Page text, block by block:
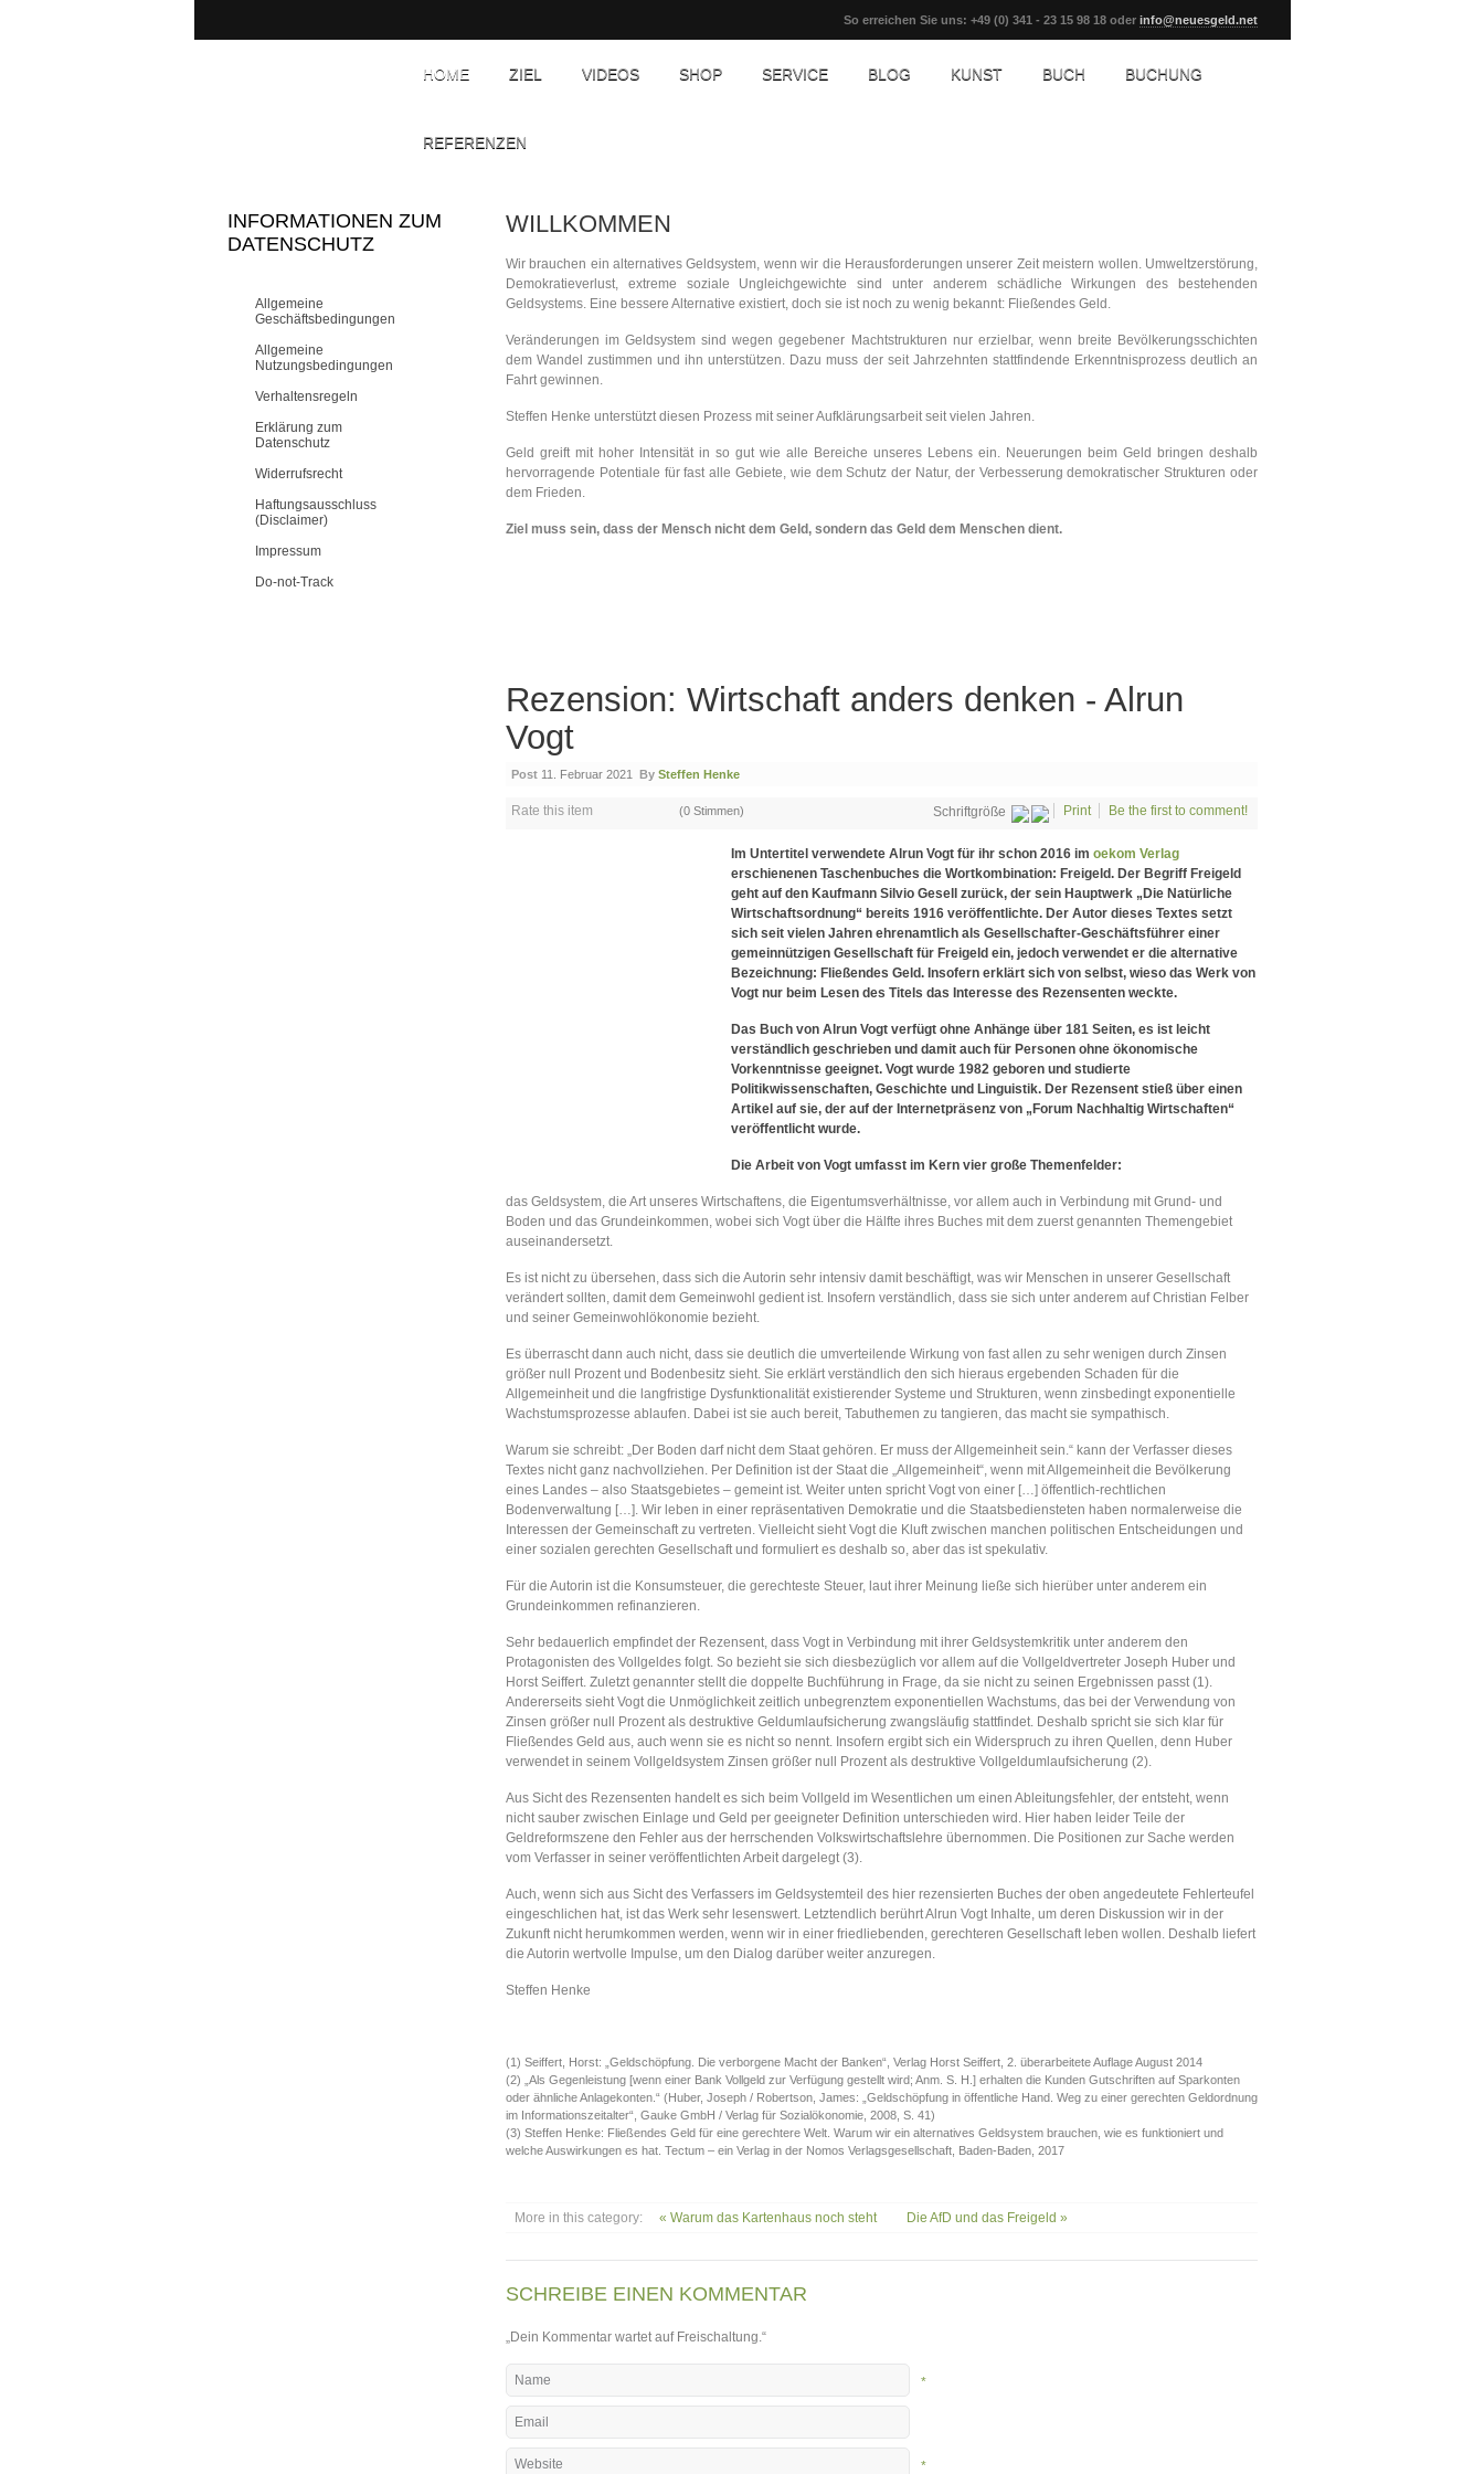
So erreichen Sie uns: +49 (0) 341 - 23 15 98 18 oder info@neuesgeld.net
HOME ZIEL VIDEOS SHOP SERVICE BLOG KUNST BUCH BUCHUNG
REFERENZEN
WILLKOMMEN
Wir brauchen ein alternatives Geldsystem, wenn wir die Herausforderungen unserer Zeit meistern wollen. Umweltzerstörung,
Demokratieverlust, extreme soziale Ungleichgewichte sind unter anderem schädliche Wirkungen des bestehenden
Geldsystems. Eine bessere Alternative existiert, doch sie ist noch zu wenig bekannt: Fließendes Geld.
Veränderungen im Geldsystem sind wegen gegebener Machtstrukturen nur erzielbar, wenn breite Bevölkerungsschichten
dem Wandel zustimmen und ihn unterstützen. Dazu muss der seit Jahrzehnten stattfindende Erkenntnisprozess deutlich an
Fahrt gewinnen.
Steffen Henke unterstützt diesen Prozess mit seiner Aufklärungsarbeit seit vielen Jahren.
Geld greift mit hoher Intensität in so gut wie alle Bereiche unseres Lebens ein. Neuerungen beim Geld bringen deshalb
hervorragende Potentiale für fast alle Gebiete, wie dem Schutz der Natur, der Verbesserung demokratischer Strukturen oder
dem Frieden.
Ziel muss sein, dass der Mensch nicht dem Geld, sondern das Geld dem Menschen dient.
Rezension: Wirtschaft anders denken - Alrun
Vogt
Post11. Februar 2021 By Steffen Henke
Rate this item (0 Stimmen) Schriftgröße Print Be the first to comment!
Im Untertitel verwendete Alrun Vogt für ihr schon 2016 im oekom Verlag
erschienenen Taschenbuches die Wortkombination: Freigeld. Der Begriff Freigeld
geht auf den Kaufmann Silvio Gesell zurück, der sein Hauptwerk „Die Natürliche
Wirtschaftsordnung“ bereits 1916 veröffentlichte. Der Autor dieses Textes setzt
sich seit vielen Jahren ehrenamtlich als Gesellschafter-Geschäftsführer einer
gemeinnützigen Gesellschaft für Freigeld ein, jedoch verwendet er die alternative
Bezeichnung: Fließendes Geld. Insofern erklärt sich von selbst, wieso das Werk von
Vogt nur beim Lesen des Titels das Interesse des Rezensenten weckte.
Das Buch von Alrun Vogt verfügt ohne Anhänge über 181 Seiten, es ist leicht
verständlich geschrieben und damit auch für Personen ohne ökonomische
Vorkenntnisse geeignet. Vogt wurde 1982 geboren und studierte
Politikwissenschaften, Geschichte und Linguistik. Der Rezensent stieß über einen
Artikel auf sie, der auf der Internetpräsenz von „Forum Nachhaltig Wirtschaften“
veröffentlicht wurde.
Die Arbeit von Vogt umfasst im Kern vier große Themenfelder:
das Geldsystem, die Art unseres Wirtschaftens, die Eigentumsverhältnisse, vor allem auch in Verbindung mit Grund- und
Boden und das Grundeinkommen, wobei sich Vogt über die Hälfte ihres Buches mit dem zuerst genannten Themengebiet
auseinandersetzt.
Es ist nicht zu übersehen, dass sich die Autorin sehr intensiv damit beschäftigt, was wir Menschen in unserer Gesellschaft
verändert sollten, damit dem Gemeinwohl gedient ist. Insofern verständlich, dass sie sich unter anderem auf Christian Felber
und seiner Gemeinwohlökonomie bezieht.
Es überrascht dann auch nicht, dass sie deutlich die umverteilende Wirkung von fast allen zu sehr wenigen durch Zinsen
größer null Prozent und Bodenbesitz sieht. Sie erklärt verständlich den sich hieraus ergebenden Schaden für die
Allgemeinheit und die langfristige Dysfunktionalität existierender Systeme und Strukturen, wenn zinsbedingt exponentielle
Wachstumsprozesse ablaufen. Dabei ist sie auch bereit, Tabuthemen zu tangieren, das macht sie sympathisch.
Warum sie schreibt: „Der Boden darf nicht dem Staat gehören. Er muss der Allgemeinheit sein.“ kann der Verfasser dieses
Textes nicht ganz nachvollziehen. Per Definition ist der Staat die „Allgemeinheit“, wenn mit Allgemeinheit die Bevölkerung
eines Landes – also Staatsgebietes – gemeint ist. Weiter unten spricht Vogt von einer […] öffentlich-rechtlichen
Bodenverwaltung […]. Wir leben in einer repräsentativen Demokratie und die Staatsbediensteten haben normalerweise die
Interessen der Gemeinschaft zu vertreten. Vielleicht sieht Vogt die Kluft zwischen manchen politischen Entscheidungen und
einer sozialen gerechten Gesellschaft und formuliert es deshalb so, aber das ist spekulativ.
Für die Autorin ist die Konsumsteuer, die gerechteste Steuer, laut ihrer Meinung ließe sich hierüber unter anderem ein
Grundeinkommen refinanzieren.
Sehr bedauerlich empfindet der Rezensent, dass Vogt in Verbindung mit ihrer Geldsystemkritik unter anderem den
Protagonisten des Vollgeldes folgt. So bezieht sie sich diesbezüglich vor allem auf die Vollgeldvertreter Joseph Huber und
Horst Seiffert. Zuletzt genannter stellt die doppelte Buchführung in Frage, da sie nicht zu seinen Ergebnissen passt (1).
Andererseits sieht Vogt die Unmöglichkeit zeitlich unbegrenztem exponentiellen Wachstums, das bei der Verwendung von
Zinsen größer null Prozent als destruktive Geldumlaufsicherung zwangsläufig stattfindet. Deshalb spricht sie sich klar für
Fließendes Geld aus, auch wenn sie es nicht so nennt. Insofern ergibt sich ein Widerspruch zu ihren Quellen, denn Huber
verwendet in seinem Vollgeldsystem Zinsen größer null Prozent als destruktive Vollgeldumlaufsicherung (2).
Aus Sicht des Rezensenten handelt es sich beim Vollgeld im Wesentlichen um einen Ableitungsfehler, der entsteht, wenn
nicht sauber zwischen Einlage und Geld per geeigneter Definition unterschieden wird. Hier haben leider Teile der
Geldreformszene den Fehler aus der herrschenden Volkswirtschaftslehre übernommen. Die Positionen zur Sache werden
vom Verfasser in seiner veröffentlichten Arbeit dargelegt (3).
Auch, wenn sich aus Sicht des Verfassers im Geldsystemteil des hier rezensierten Buches der oben angedeutete Fehlerteufel
eingeschlichen hat, ist das Werk sehr lesenswert. Letztendlich berührt Alrun Vogt Inhalte, um deren Diskussion wir in der
Zukunft nicht herumkommen werden, wenn wir in einer friedliebenden, gerechteren Gesellschaft leben wollen. Deshalb liefert
die Autorin wertvolle Impulse, um den Dialog darüber weiter anzuregen.
Steffen Henke
(1) Seiffert, Horst: „Geldschöpfung. Die verborgene Macht der Banken“, Verlag Horst Seiffert, 2. überarbeitete Auflage August 2014
(2) „Als Gegenleistung [wenn einer Bank Vollgeld zur Verfügung gestellt wird; Anm. S. H.] erhalten die Kunden Gutschriften auf Sparkonten
oder ähnliche Anlagekonten.“ (Huber, Joseph / Robertson, James: „Geldschöpfung in öffentliche Hand. Weg zu einer gerechten Geldordnung
im Informationszeitalter“, Gauke GmbH / Verlag für Sozialökonomie, 2008, S. 41)
(3) Steffen Henke: Fließendes Geld für eine gerechtere Welt. Warum wir ein alternatives Geldsystem brauchen, wie es funktioniert und
welche Auswirkungen es hat. Tectum – ein Verlag in der Nomos Verlagsgesellschaft, Baden-Baden, 2017
More in this category: « Warum das Kartenhaus noch steht Die AfD und das Freigeld »
SCHREIBE EINEN KOMMENTAR
„Dein Kommentar wartet auf Freischaltung.“
*
*
INFORMATIONEN ZUM
DATENSCHUTZ
Allgemeine
Geschäftsbedingungen
Allgemeine
Nutzungsbedingungen
Verhaltensregeln
Erklärung zum
Datenschutz
Widerrufsrecht
Haftungsausschluss
(Disclaimer)
Impressum
Do-not-Track